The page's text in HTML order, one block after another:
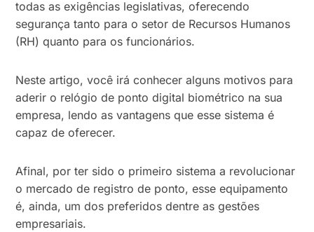
todas as exigências legislativas, oferecendo
segurança tanto para o setor de Recursos Humanos
(RH) quanto para os funcionários.
Neste artigo, você irá conhecer alguns motivos para
aderir o relógio de ponto digital biométrico na sua
empresa, lendo as vantagens que esse sistema é
capaz de oferecer.
Afinal, por ter sido o primeiro sistema a revolucionar
o mercado de registro de ponto, esse equipamento
é, ainda, um dos preferidos dentre as gestões
empresariais.